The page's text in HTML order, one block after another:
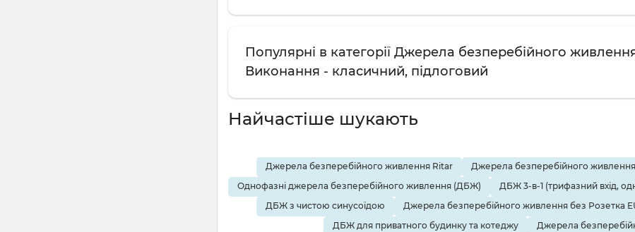
Популярні в категорії Джерела безперебійного
Виконання - класичний, підлоговий
Найчастіше шукають
Джерела безперебійного живлення Ritar Джерела безперебійного
Однофазні джерела безперебійного живлення (ДБЖ)
ДБЖ 3-в-1 (трифазний вхід,
ДБЖ з чистою синусоїдою
Джерела безперебійного живлення без Розетка
ДБЖ для приватного будинку та котеджу
Джерела